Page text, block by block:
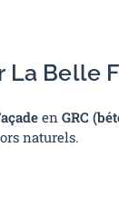
La Belle
enGRC
naturels.